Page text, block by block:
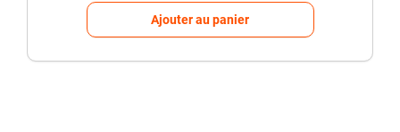
Ajouter au panier